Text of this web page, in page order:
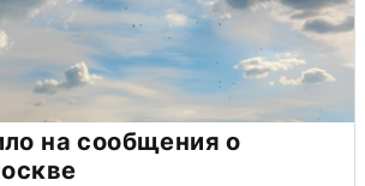
на сообщения о